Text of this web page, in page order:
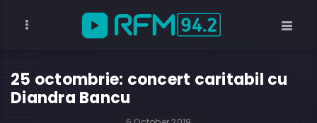
25 octombrie: concert caritabil cu
Diandra Bancu